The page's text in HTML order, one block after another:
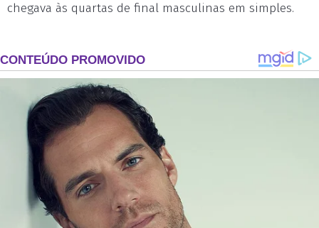
chegava às quartas de final masculinas em simples.